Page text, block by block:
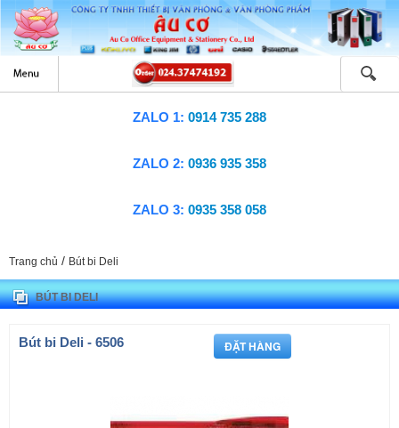
ZALO 1: 0914 735 288
ZALO 2: 0936 935 358
ZALO 3: 0935 358 058
Trang chủ / Bút bi Deli
BÚT BI DELI
Bút bi Deli - 6506